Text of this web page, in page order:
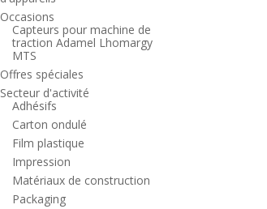
Occasions
Capteurs pour machine de
traction Adamel Lhomargy
MTS
Offres spéciales
Secteur d'activité
Adhésifs
Carton ondulé
Film plastique
Impression
Matériaux de construction
Packaging